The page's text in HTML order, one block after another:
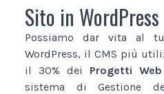
Sito in WordPress
Possiamo dar vita al
WordPress, il CMS più
il 30% dei Progetti Web
sistema di Gestione